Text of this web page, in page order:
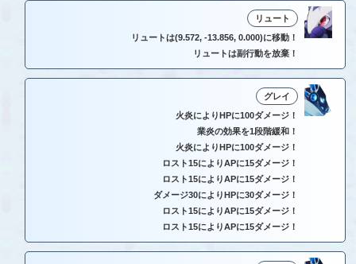
リュート
リュートは(9.572, -13.856, 0.000)に移動！
リュートは副行動を放棄！
グレイ
火炎によりHPに100ダメージ！
業炎の効果を1段階緩和！
火炎によりHPに100ダメージ！
ロスト15によりAPに15ダメージ！
ロスト15によりAPに15ダメージ！
ダメージ30によりHPに30ダメージ！
ロスト15によりAPに15ダメージ！
ロスト15によりAPに15ダメージ！